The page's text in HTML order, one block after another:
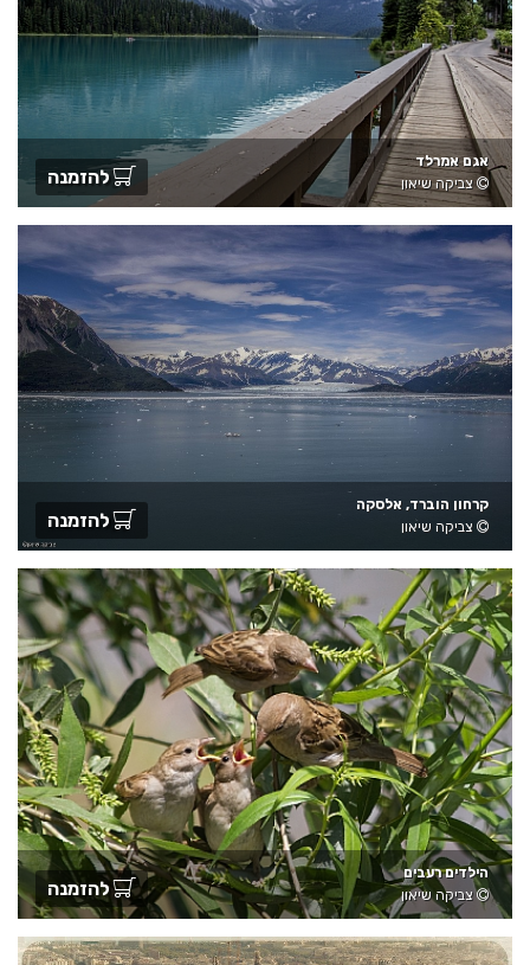
אגם אמרלד
צביקה שיאון
להזמנה
קרחון הוברד, אלסקה
צביקה שיאון
להזמנה
הילדים רעבים
צביקה שיאון
להזמנה